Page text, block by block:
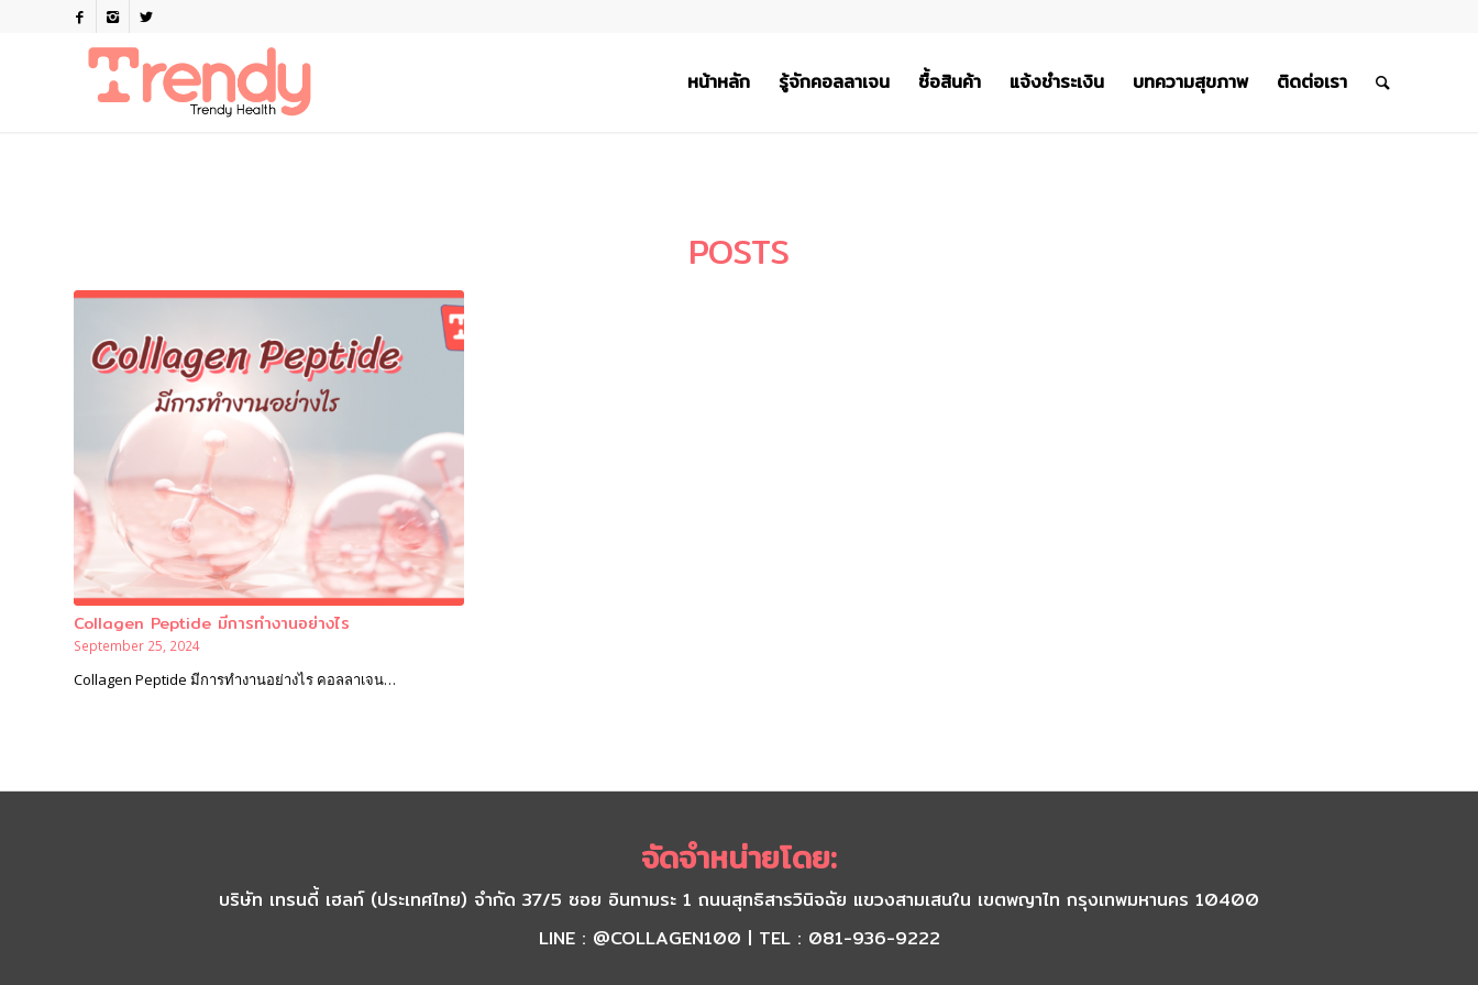
หน้าหลัก รู้จักคอลลาเจน ซื้อสินค้า แจ้งชำระเงิน บทความสุขภาพ ติดต่อเรา
POSTS
Collagen Peptide มีการทำงานอย่างไร
September 25, 2024
Collagen Peptide มีการทำงานอย่างไร คอลลาเจน…
จัดจำหน่ายโดย:
บริษัท เทรนดี้ เฮลท์ (ประเทศไทย) จำกัด 37/5 ซอย อินทามระ 1 ถนนสุทธิสารวินิจฉัย แขวงสามเสนใน เขตพญาไท กรุงเทพมหานคร 10400
LINE : @COLLAGEN100 | TEL : 081-936-9222